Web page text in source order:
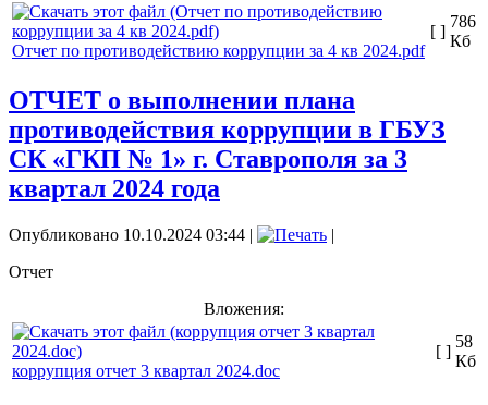
Отчет по противодействию коррупции за 4 кв 2024.pdf
[ ]
786
Кб
ОТЧЕТ о выполнении плана
противодействия коррупции в ГБУЗ
СК «ГКП № 1» г. Ставрополя за 3
квартал 2024 года
Опубликовано 10.10.2024 03:44 |
|
Отчет
Вложения:
коррупция отчет 3 квартал 2024.doc
[ ]
58
Кб